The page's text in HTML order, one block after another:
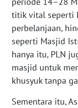
titik vital seperti
perbelanjaan,
seperti Masjid
hanya itu, PLN
masjid untuk
khusyuk tanpa
Sementara itu,
WN
JOGJA
WN